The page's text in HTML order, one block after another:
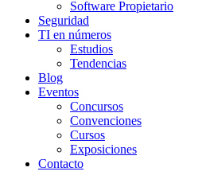
Software Propietario
Seguridad
TI en números
Estudios
Tendencias
Blog
Eventos
Concursos
Convenciones
Cursos
Exposiciones
Contacto